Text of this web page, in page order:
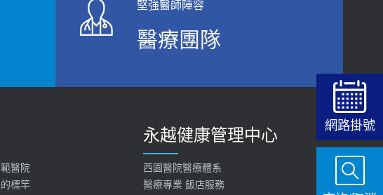
引】 宣導
2026-06-01
警：1病症嚴重恐喪命
【2026年世界無菸日】 宣導
【台灣癲癇婦女妊娠 登錄獎勵補助】 宣導
2023-04-25
骨科魏志定主任接受專訪 【年代電視台聚焦2.0】
膝蓋退化有9大部位 骨科醫坦言：不一定得換人工
堅強醫師陣容
醫療團隊
醫院
標竿
永越健康管理中心
西園醫院醫療體系
醫療專業 飯店服務
網路掛號